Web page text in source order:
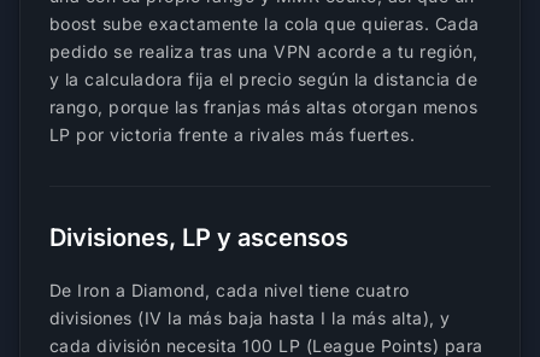
boost sube exactamente la cola que quieras. Cada
pedido se realiza tras una VPN acorde a tu región,
y la calculadora fija el precio según la distancia de
rango, porque las franjas más altas otorgan menos
LP por victoria frente a rivales más fuertes.
Divisiones, LP y ascensos
De Iron a Diamond, cada nivel tiene cuatro
divisiones (IV la más baja hasta I la más alta), y
cada división necesita 100 LP (League Points) para